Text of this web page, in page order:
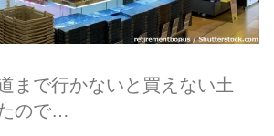
まで行かないと買えない土
ので…